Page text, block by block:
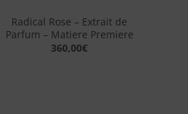
Radical Rose – Extrait de
Parfum – Matiere Premiere
360,00€